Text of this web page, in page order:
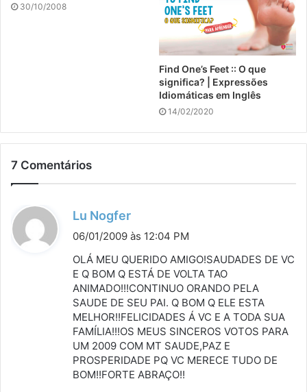
30/10/2008
Find One’s Feet :: O que
significa? | Expressões
Idiomáticas em Inglês
14/02/2020
7 Comentários
Lu Nogfer
i
s
e
:
06/01/2009 às 12:04 PM
OLÁ MEU QUERIDO AMIGO!SAUDADES DE VC
E Q BOM Q ESTÁ DE VOLTA TAO
ANIMADO!!!CONTINUO ORANDO PELA
SAUDE DE SEU PAI. Q BOM Q ELE ESTA
MELHOR!!FELICIDADES Á VC E A TODA SUA
FAMÍLIA!!!OS MEUS SINCEROS VOTOS PARA
UM 2009 COM MT SAUDE,PAZ E
PROSPERIDADE PQ VC MERECE TUDO DE
BOM!!FORTE ABRAÇO!!